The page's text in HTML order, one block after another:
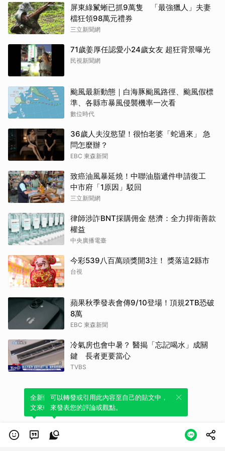
屏東綠鬣蜥已抓9萬隻 「最強獵人」夫妻
檔狂領98萬元禮券
三立新聞網
71歲姜厚任認愛小24歲女友 超狂背景曝光
民視新聞網
颱風最新動態｜白海豚颱風路徑、颱風假標
準、各縣市暴風侵襲機率一次看
數位時代
36歲人夫沒慾望！很怕老婆「蛇過來」 急
問怎麼辦？
EBC 東森新聞
致癌油風暴延燒！中聯油脂遞件申請復工
中市府「1原因」駁回
三立新聞網
律師涉詐BNT採購佣金 慈濟：全力捍衛善款
權益
中央廣播電臺
今彩539八百萬頭獎開3注！ 獎落這2縣市
台視
蘋果秋季發表會傳9/10登場！頂規2TB恐破
8萬
EBC 東森新聞
冷氣房也會中暑？ 醫揭「忘記喝水」成關
鍵 長者更要當心
TVBS
全新體驗！一鍵引用此內容，透過發布貼
文來輕鬆表達個人立場。
可以轉發或引用此內容至自己的貼文中，
來發表您的評論或觀點。